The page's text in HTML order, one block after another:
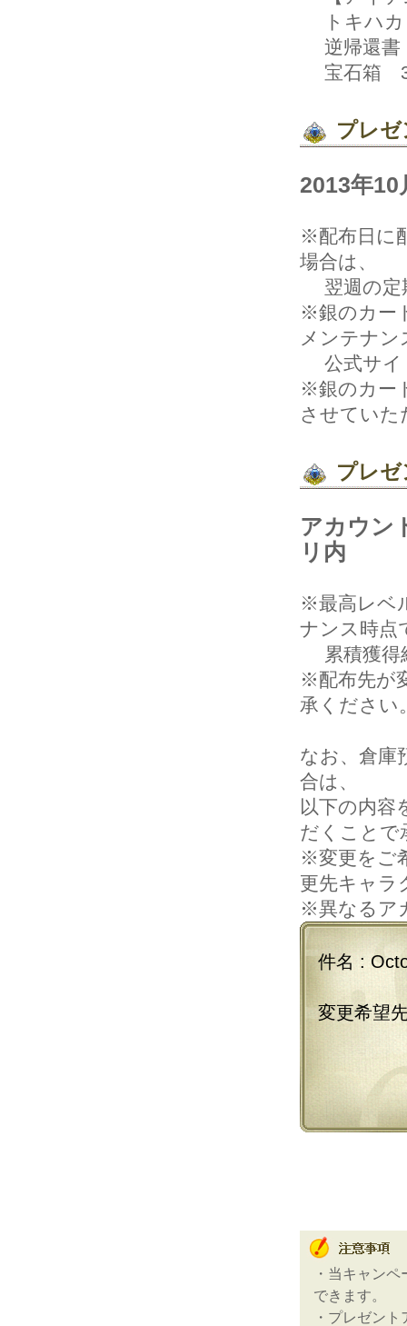
トキハカ
逆帰還
宝石箱
プレ
2013年10
※配布日に
場合は、
翌週の定
※銀のカー
メンテナン
公式サイ
※銀のカー
させていた
プレ
アカウン
リ内
※最高レベ
ナンス時点
累積獲得
※配布先が
承ください
なお、倉庫
合は、
以下の内容
だくことで
※変更をご
更先キャラ
※異なるア
件名
変更希望
・当キャン
できます。
・プレゼン